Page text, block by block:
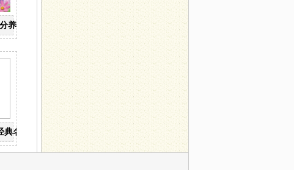
养生
典名方，搞定一本伤寒论